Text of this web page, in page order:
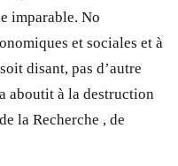
imparable. No
et sociales et à
disant, pas d’autre
aboutit à la destruction
la Recherche , de